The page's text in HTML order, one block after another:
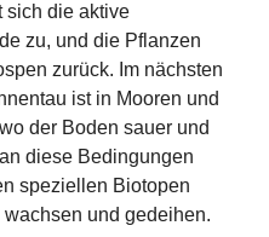
sich die aktive
zu, und die Pflanzen
zurück. Im nächsten
ist in Mooren und
der Boden sauer und
diese Bedingungen
speziellen Biotopen
und gedeihen.